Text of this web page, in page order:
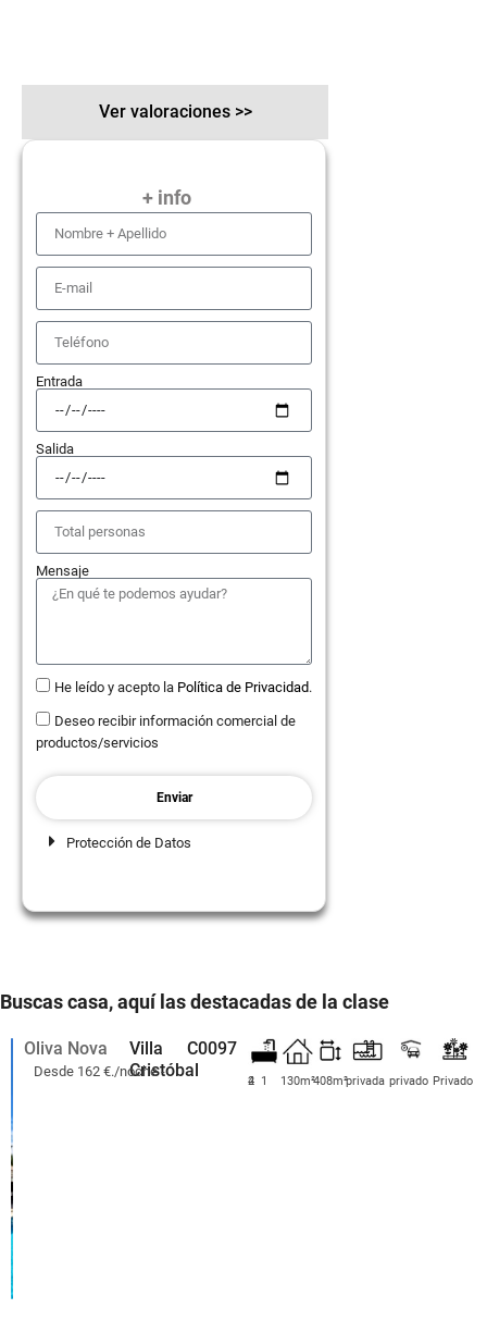
Ver valoraciones >>
+ info
Entrada
Salida
Mensaje
He leído y acepto la Política de Privacidad.
Deseo recibir información comercial de
productos/servicios
Enviar
Protección de Datos
Buscas casa, aquí las destacadas de la clase
Desde 162 €./noche -
Oliva Nova
Villa
Cristóbal
C0097
4
2 1 130m²408m²privada privado Privado